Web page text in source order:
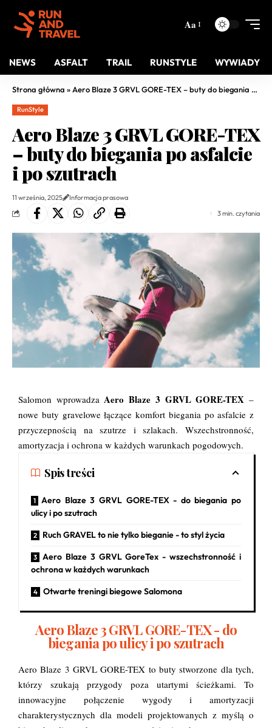
Aa
NEWS ASFALT TRAIL RUNSTYLE WYWIADY
Strona główna » Aero Blaze 3 GRVL GORE-TEX – buty do biegania po asfalcie i po szutrach
RunStyle
Aero Blaze 3 GRVL GORE-TEX
– buty do biegania po asfalcie
i po szutrach
11 września, 2025
Informacja prasowa
3 min. czytania
Salomon wprowadza Aero Blaze 3 GRVL GORE-TEX –
nowe buty gravelowe łączące komfort biegania po asfalcie z
przyczepnością na szutrze i szlakach. Wszechstronność,
amortyzacja i ochrona w każdych warunkach pogodowych.
Spis treści
Aero Blaze 3 GRVL GORE-TEX - do biegania po
ulicy i po szutrach
Ruch GRAVEL to nie tylko bieganie - to styl życia
Aero Blaze 3 GRVL GoreTex - wszechstronność i
ochrona w każdych warunkach
Otwarte treningi biegowe Salomona
Aero Blaze 3 GRVL GORE-TEX - do
biegania po ulicy i po szutrach
Aero Blaze 3 GRVL GORE-TEX to buty stworzone dla tych,
którzy szukają przygody poza utartymi ścieżkami. To
innowacyjne połączenie wygody i amortyzacji
charakterystycznych dla modeli projektowanych z myślą o